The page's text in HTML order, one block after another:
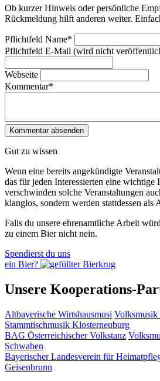
Ob kurzer Hinweis oder persönliche
Rückmeldung hilft anderen weiter.
Pflichtfeld Name*
Pflichtfeld E-Mail (wird nicht
Webseite
Kommentar*
Gut zu wissen
Wenn eine bereits ange­kündigte
das für jeden Interessierten eine wichtige
verschwinden solche Veran­staltungen
klanglos, sondern werden statt­dessen als
Falls du unsere ehrenamtliche Arbeit
zu einem Bier nicht nein.
Spendierst du uns
ein Bier?
Unsere Kooperations-
Altbayerische Wirtshausmusi Volksmusik
Stammtischmusik Klosterneuburg
BAG Österreichischer Volkstanz
Schwaben
Bayerischer Landesverein für
Geisenbrunn